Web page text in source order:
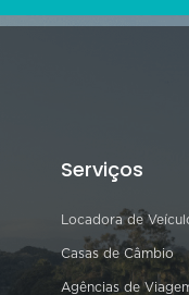
Serviços
Locadora de
Casas de Câmbio
Agências de